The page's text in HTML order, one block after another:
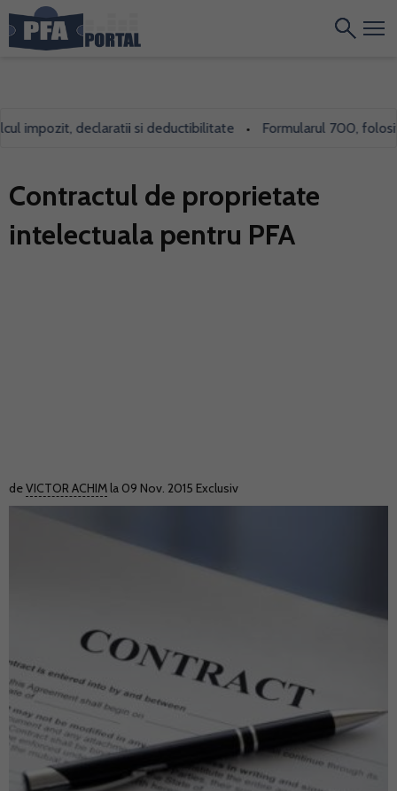
impozit, declaratii si deductibilitate • Formularul 700, folosit
Contractul de proprietate
intelectuala pentru PFA
deVICTOR ACHIM la 09 Nov. 2015 Exclusiv